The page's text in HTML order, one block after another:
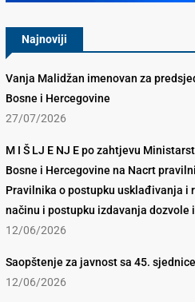
Najnoviji
Vanja Malidžan imenovan za
Bosne i Hercegovine
27/07/2026
M I Š LJ E NJ E po zahtjevu
Bosne i Hercegovine na Nacrt
Pravilnika o postupku usklađivanja i
načinu i postupku izdavanja dozvole
12/06/2026
Saopštenje za javnost sa 45. sjednice
12/06/2026